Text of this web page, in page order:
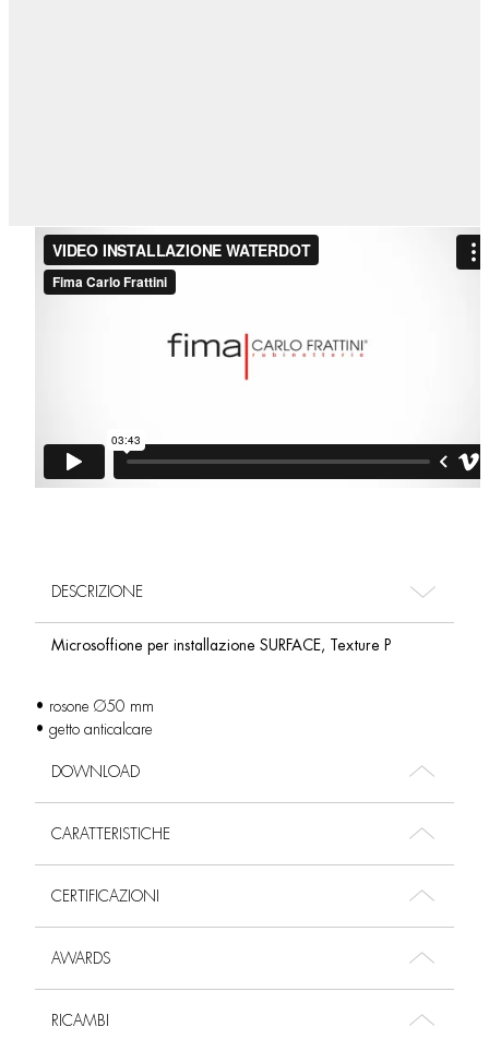
DESCRIZIONE
Microsoffione per installazione SURFACE, Texture P
• rosone Ø50 mm
• getto anticalcare
DOWNLOAD
CARATTERISTICHE
CERTIFICAZIONI
AWARDS
RICAMBI